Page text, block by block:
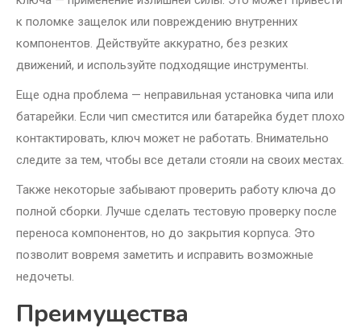
к поломке защелок или повреждению внутренних
компонентов. Действуйте аккуратно, без резких
движений, и используйте подходящие инструменты.
Еще одна проблема — неправильная установка чипа или
батарейки. Если чип сместится или батарейка будет плохо
контактировать, ключ может не работать. Внимательно
следите за тем, чтобы все детали стояли на своих местах.
Также некоторые забывают проверить работу ключа до
полной сборки. Лучше сделать тестовую проверку после
переноса компонентов, но до закрытия корпуса. Это
позволит вовремя заметить и исправить возможные
недочеты.
Преимущества